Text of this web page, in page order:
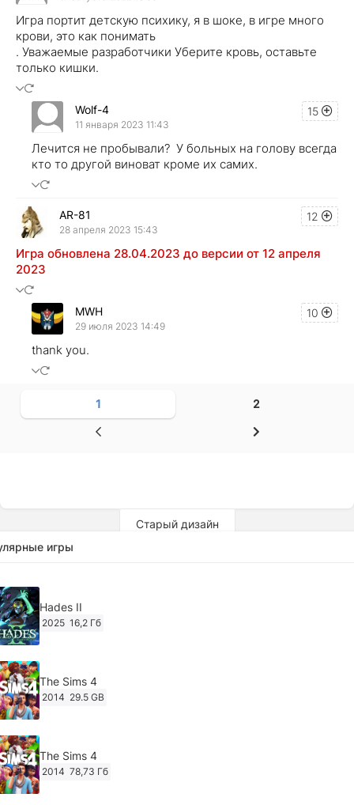
Игра портит детскую психику, я в шоке, в игре много
крови, это как понимать
. Уважаемые разработчики Уберите кровь, оставьте
только кишки.
15
Wolf-4
11 января 2023 11:43
Лечится не пробывали? У больных на голову всегда
кто то другой виноват кроме их самих.
12
AR-81
28 апреля 2023 15:43
Игра обновлена 28.04.2023 до версии от 12 апреля
2023
10
MWH
29 июля 2023 14:49
thank you.
1 2
Старый дизайн
игры
Hades II
2025 16,2 Гб
The Sims 4
2014 29.5 GB
The Sims 4
2014 78,73 Гб